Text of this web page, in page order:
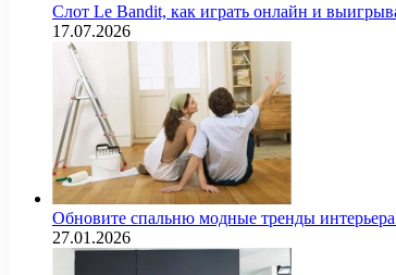
Слот Le Bandit, как играть онлайн и
17.07.2026
Обновите спальню модные тренды
27.01.2026